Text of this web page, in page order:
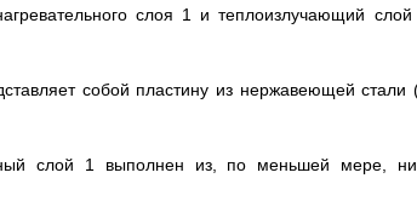
слоя 1 и теплоизлучающий
собой пластину из нержавеющей стали
слой 1 выполнен из, по меньшей мере,